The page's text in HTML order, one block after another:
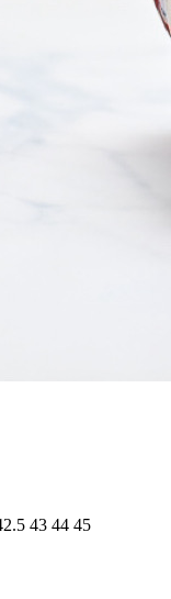
43 44 45